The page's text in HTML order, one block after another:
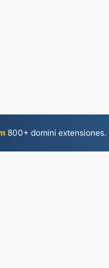
800+ domini extensiones.